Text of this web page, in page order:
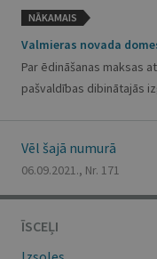
NĀKAMAIS
Valmieras novada
Par ēdināšanas maksas
pašvaldības dibinātajās
Vēl šajā numurā
06.09.2021., Nr. 171
ĪSCEĻI